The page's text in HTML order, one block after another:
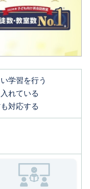
学習を行う
れている
対応する